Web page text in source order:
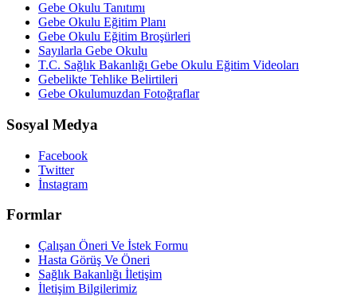
Gebe Okulu Tanıtımı
Gebe Okulu Eğitim Planı
Gebe Okulu Eğitim Broşürleri
Sayılarla Gebe Okulu
T.C. Sağlık Bakanlığı Gebe Okulu Eğitim Videoları
Gebelikte Tehlike Belirtileri
Gebe Okulumuzdan Fotoğraflar
Sosyal Medya
Facebook
Twitter
İnstagram
Formlar
Çalışan Öneri Ve İstek Formu
Hasta Görüş Ve Öneri
Sağlık Bakanlığı İletişim
İletişim Bilgilerimiz